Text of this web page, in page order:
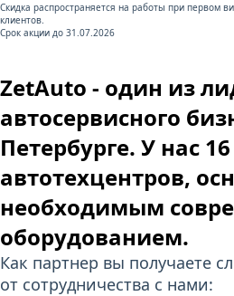
Скидка распространяется на работы при первом
клиентов.
Срок акции до 31.07.2026
ZetAuto - один из
автосервисного
Петербурге. У нас
автотехцентров,
необходимым
оборудованием.
Как партнер вы получаете
от сотрудничества с нами: